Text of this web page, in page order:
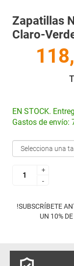
Zapatillas
Claro-
EN STOCK.
Gastos de envío:
+
-
+
-
!SUBSCRÍBETE
UN 10%